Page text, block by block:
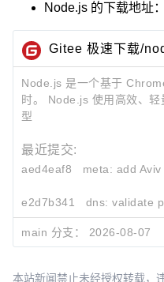
Node.js 的下载地址：
Gitee 极速下载/
Node.js 是一个基于
时。 Node.js 使用高效、
型
最近提交:
aed4eaf8 meta: add
e2d7b341
dns: validate
e43bedc4
doc: remove
main 分支： 2026-08-07
本站新闻禁止未经授权转载，